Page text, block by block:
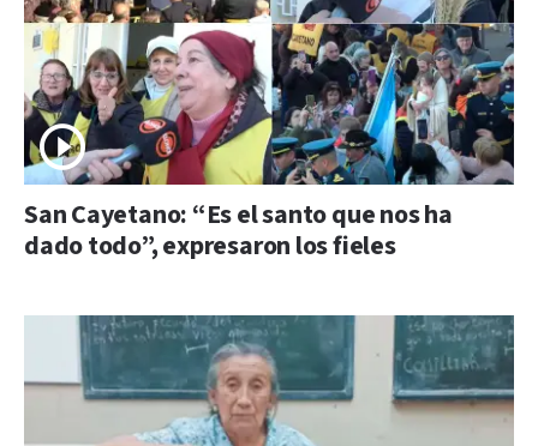
San Cayetano: “Es el santo que nos ha
dado todo”, expresaron los fieles